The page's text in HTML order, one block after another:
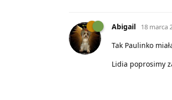
Abigail 18 marca
Tak Paulinko
Lidia poprosimy